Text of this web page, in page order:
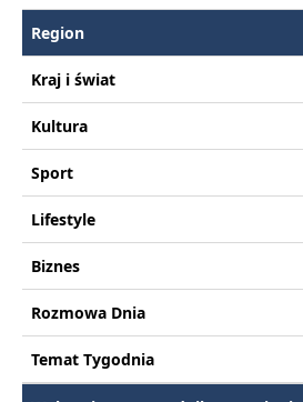
Region
Kraj i świat
Kultura
Sport
Lifestyle
Biznes
Rozmowa Dnia
Temat Tygodnia